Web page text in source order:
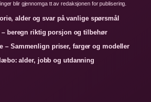
blir gjennomga tt av redaksjonen for publisering.
alder og svar på vanlige spørsmål
– beregn riktig porsjon og tilbehør
– Sammenlign priser, farger og modeller
alder, jobb og utdanning